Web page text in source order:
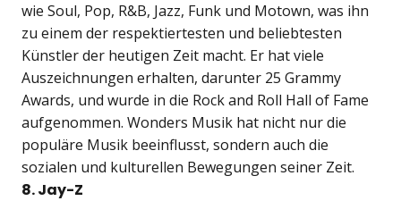
wie Soul, Pop, R&B, Jazz, Funk und Motown, was ihn
zu einem der respektiertesten und beliebtesten
Künstler der heutigen Zeit macht. Er hat viele
Auszeichnungen erhalten, darunter 25 Grammy
Awards, und wurde in die Rock and Roll Hall of Fame
aufgenommen. Wonders Musik hat nicht nur die
populäre Musik beeinflusst, sondern auch die
sozialen und kulturellen Bewegungen seiner Zeit.
8. Jay-Z